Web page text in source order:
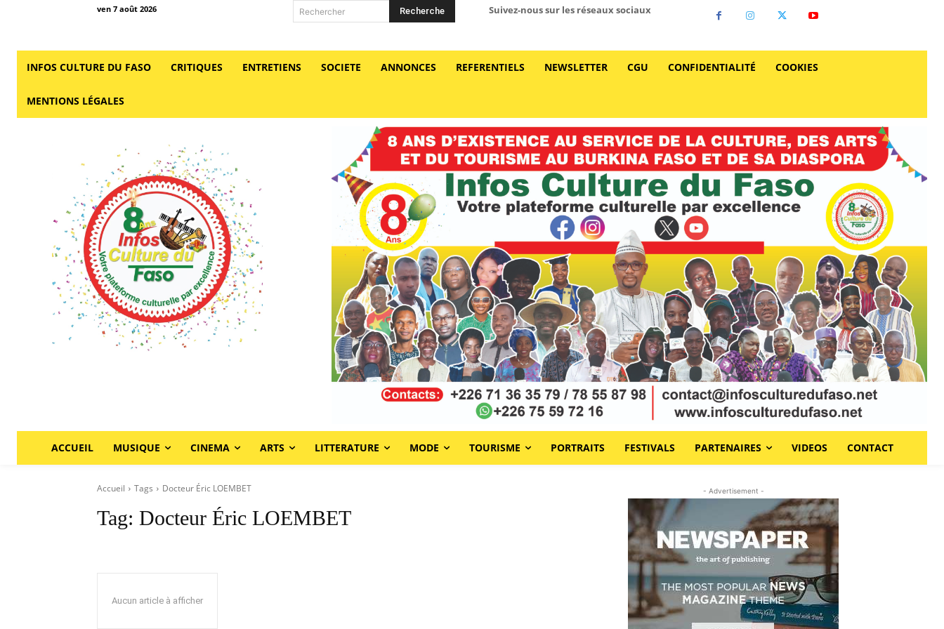
ven 7 août 2026 Rechercher Recherche Suivez-nous sur les réseaux sociaux
INFOS CULTURE DU FASO CRITIQUES ENTRETIENS SOCIETE ANNONCES REFERENTIELS NEWSLETTER CGU CONFIDENTIALITÉ COOKIES
MENTIONS LÉGALES
ACCUEIL MUSIQUE CINEMA ARTS LITTERATURE MODE TOURISME PORTRAITS FESTIVALS PARTENAIRES VIDEOS CONTACT
Accueil Tags Docteur Éric LOEMBET
Tag: Docteur Éric LOEMBET
Aucun article à afficher
- Advertisement -